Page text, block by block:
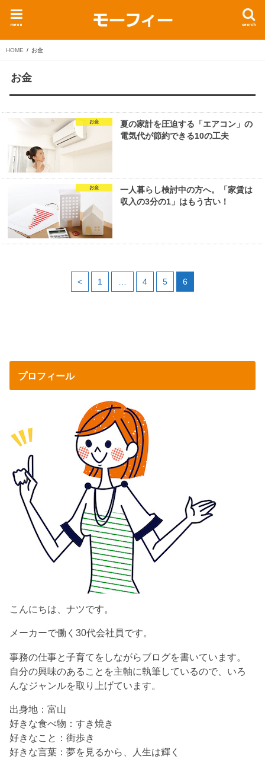
search
menu
HOME お金
お金
お金
夏の家計を圧迫する「エアコン」の
電気代が節約できる10の工夫
お金
一人暮らし検討中の方へ。「家賃は
収入の3分の1」はもう古い！
< 1 4 5 6
プロフィール
こんにちは、ナツです。
メーカーで働く30代会社員です。
事務の仕事と子育てをしながらブログを書いています。
自分の興味のあることを主軸に執筆しているので、いろ
んなジャンルを取り上げています。
出身地：富山
好きな食べ物：すき焼き
好きなこと：街歩き
好きな言葉：夢を見るから、人生は輝く